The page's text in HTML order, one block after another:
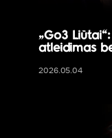
„Go3
atleidimas
2026.05.04